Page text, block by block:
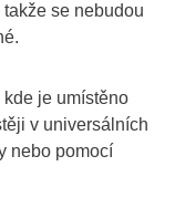
se nebudou
je umístěno
v universálních
nebo pomocí